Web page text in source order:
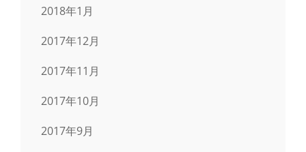
2018年1月
2017年12月
2017年11月
2017年10月
2017年9月